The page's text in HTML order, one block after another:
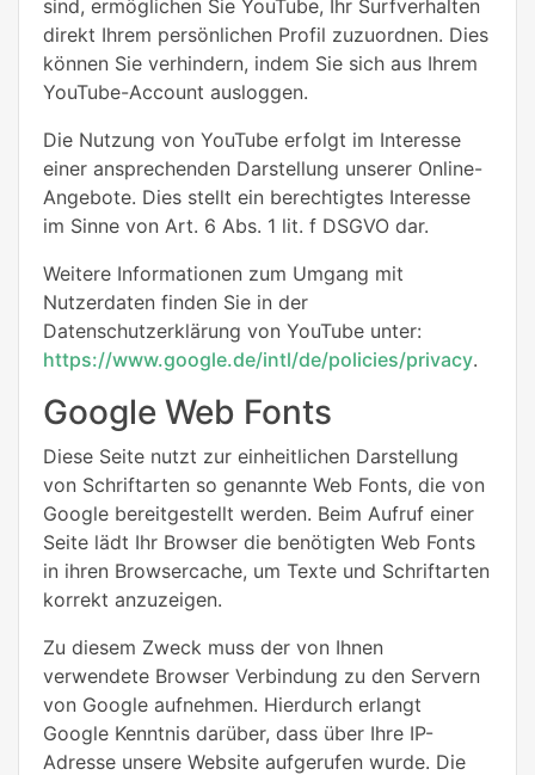
sind, ermöglichen Sie YouTube, Ihr Surfverhalten
direkt Ihrem persönlichen Profil zuzuordnen. Dies
können Sie verhindern, indem Sie sich aus Ihrem
YouTube-Account ausloggen.
Die Nutzung von YouTube erfolgt im Interesse
einer ansprechenden Darstellung unserer Online-
Angebote. Dies stellt ein berechtigtes Interesse
im Sinne von Art. 6 Abs. 1 lit. f DSGVO dar.
Weitere Informationen zum Umgang mit
Nutzerdaten finden Sie in der
Datenschutzerklärung von YouTube unter:
https://www.google.de/intl/de/policies/privacy.
Google Web Fonts
Diese Seite nutzt zur einheitlichen Darstellung
von Schriftarten so genannte Web Fonts, die von
Google bereitgestellt werden. Beim Aufruf einer
Seite lädt Ihr Browser die benötigten Web Fonts
in ihren Browsercache, um Texte und Schriftarten
korrekt anzuzeigen.
Zu diesem Zweck muss der von Ihnen
verwendete Browser Verbindung zu den Servern
von Google aufnehmen. Hierdurch erlangt
Google Kenntnis darüber, dass über Ihre IP-
Adresse unsere Website aufgerufen wurde. Die